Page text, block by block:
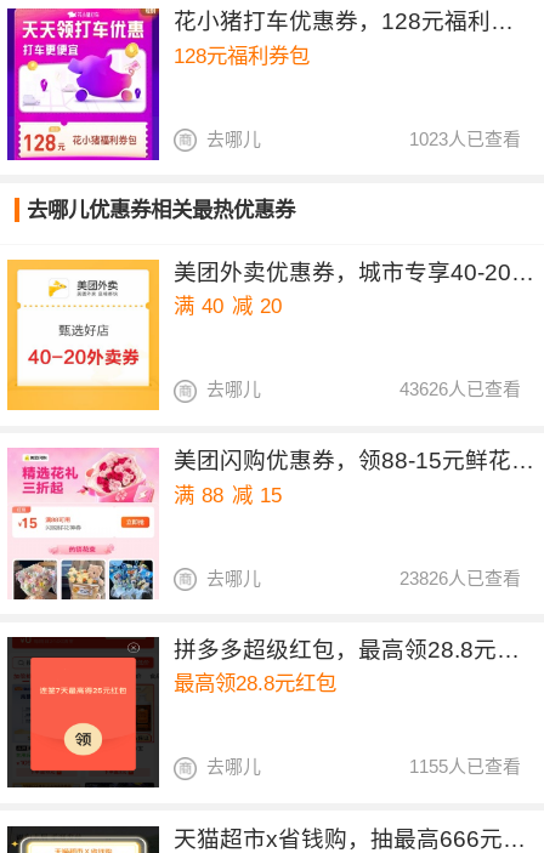
花小猪打车优惠券，128元福利券包
128元福利券包
1023人已查看
去哪儿
去哪儿优惠券相关最热优惠券
美团外卖优惠券，城市专享40-20&30-15元红包
满 40 减 20
43626人已查看
去哪儿
美团闪购优惠券，领88-15元鲜花优惠券
满 88 减 15
23826人已查看
去哪儿
拼多多超级红包，最高领28.8元红包
最高领28.8元红包
1155人已查看
去哪儿
天猫超市x省钱购，抽最高666元红包